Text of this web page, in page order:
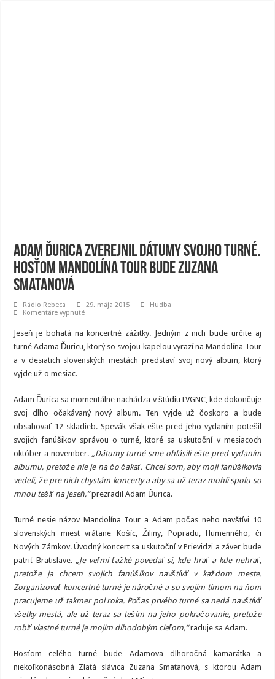
Adam Ďurica zverejnil dátumy svojho turné.
Hosťom Mandolína Tour bude Zuzana
Smatanová
Rádio Rebeca 29. mája 2015
Hudba
Komentáre vypnuténa
Ďurica
zverejnil
dátumy
svojho
turné.
Zuzana
Smatanová
Jeseň je bohatá na koncertné zážitky. Jedným z nich bude určite aj
turné Adama Ďuricu, ktorý so svojou kapelou vyrazí na Mandolína Tour
a v desiatich slovenských mestách predstaví svoj nový album, ktorý
vyjde už o mesiac.
Adam Ďurica sa momentálne nachádza v štúdiu LVGNC, kde dokončuje
svoj dlho očakávaný nový album. Ten vyjde už čoskoro a bude
obsahovať 12 skladieb. Spevák však ešte pred jeho vydaním potešil
svojich fanúšikov správou o turné, ktoré sa uskutoční v mesiacoch
október a november. „Dátumy turné sme ohlásili ešte pred vydaním
albumu, pretože nie je na čo čakať. Chcel som, aby moji fanúšikovia
vedeli, že pre nich chystám koncerty a aby sa už teraz mohli spolu so
mnou tešiť na jeseň,“prezradil Adam Ďurica.
Turné nesie názov Mandolína Tour a Adam počas neho navštívi 10
slovenských miest vrátane Košíc, Žiliny, Popradu, Humenného, či
Nových Zámkov. Úvodný koncert sa uskutoční v Prievidzi a záver bude
patriť Bratislave. „Je veľmi ťažké povedať si, kde hrať a kde nehrať,
pretože ja chcem svojich fanúšikov navštíviť v každom meste.
Zorganizovať koncertné turné je náročné a so svojim tímom na ňom
pracujeme už takmer pol roka. Počas prvého turné sa nedá navštíviť
všetky mestá, ale už teraz sa teším na jeho pokračovanie, pretože
robiť vlastné turné je mojim dlhodobým cieľom,“raduje sa Adam.
Hosťom celého turné bude Adamova dlhoročná kamarátka a
niekoľkonásobná Zlatá slávica Zuzana Smatanová, s ktorou Adam